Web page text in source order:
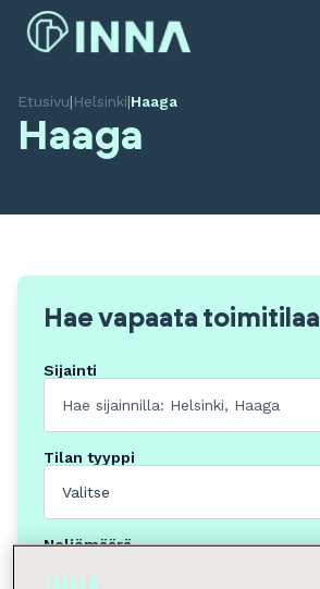
Etusivu|Helsinki|Haaga
Haaga
Hae vapaata toimitilaa
Sijainti
Tilan tyyppi
Valitse
Neliömäärä
Valitse